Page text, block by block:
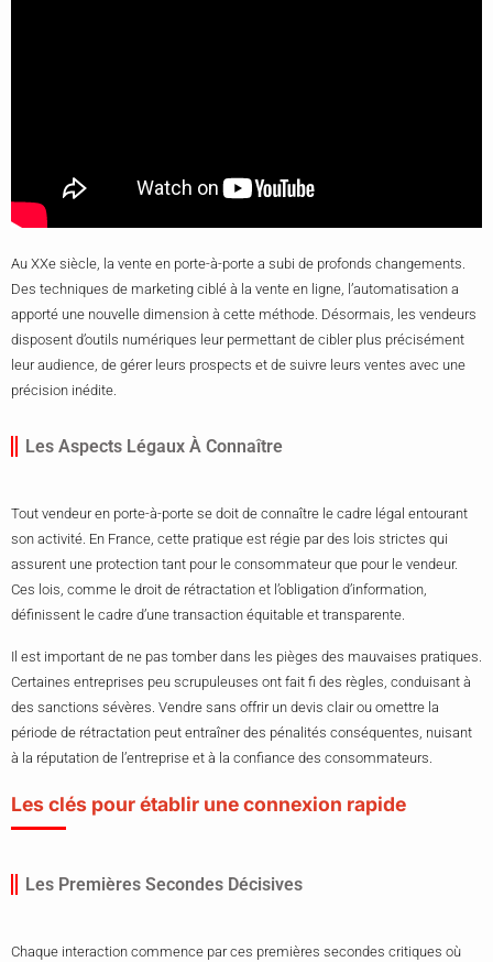
Au XXe siècle, la vente en porte-à-porte a subi de profonds changements.
Des techniques de marketing ciblé à la vente en ligne, l’automatisation a
apporté une nouvelle dimension à cette méthode. Désormais, les vendeurs
disposent d’outils numériques leur permettant de cibler plus précisément
leur audience, de gérer leurs prospects et de suivre leurs ventes avec une
précision inédite.
Les Aspects Légaux À Connaître
Tout vendeur en porte-à-porte se doit de connaître le cadre légal entourant
son activité. En France, cette pratique est régie par des lois strictes qui
assurent une protection tant pour le consommateur que pour le vendeur.
Ces lois, comme le droit de rétractation et l’obligation d’information,
définissent le cadre d’une transaction équitable et transparente.
Il est important de ne pas tomber dans les pièges des mauvaises pratiques.
Certaines entreprises peu scrupuleuses ont fait fi des règles, conduisant à
des sanctions sévères. Vendre sans offrir un devis clair ou omettre la
période de rétractation peut entraîner des pénalités conséquentes, nuisant
à la réputation de l’entreprise et à la confiance des consommateurs.
Les clés pour établir une connexion rapide
Les Premières Secondes Décisives
Chaque interaction commence par ces premières secondes critiques où